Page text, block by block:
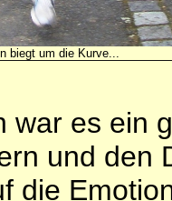
biegt um die Kurve...
war es ein
und den
die